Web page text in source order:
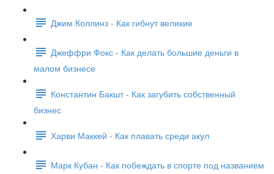
Джим Коллинз - Как гибнут великие
Джеффри Фокс - Как делать большие деньги в
малом бизнесе
Константин Бакшт - Как загубить собственный
бизнес
Харви Маккей - Как плавать среди акул
Марк Кубан - Как побеждать в спорте под названием